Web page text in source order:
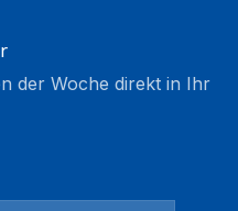
der Woche direkt in Ihr